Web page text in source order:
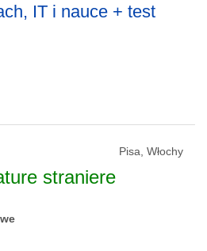
IT i nauce + test
Pisa, Włochy
straniere